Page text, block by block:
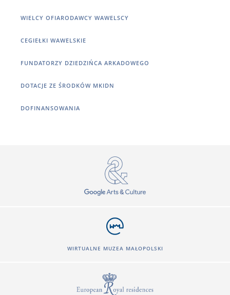
WIELCY OFIARODAWCY WAWELSCY
CEGIEŁKI WAWELSKIE
FUNDATORZY DZIEDZIŃCA ARKADOWEGO
DOTACJE ZE ŚRODKÓW MKIDN
DOFINANSOWANIA
WIRTUALNE MUZEA MAŁOPOLSKI